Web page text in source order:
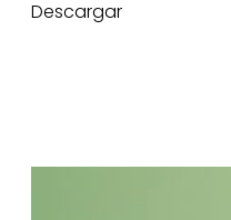
Descargar